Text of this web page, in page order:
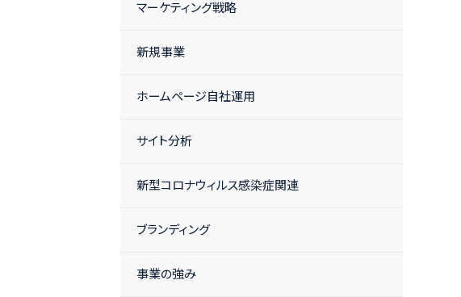
マーケティング戦略
新規事業
ホームページ自社運用
サイト分析
新型コロナウィルス感染症関連
ブランディング
事業の強み